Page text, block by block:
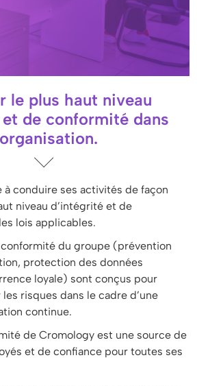
le plus haut niveau
de conformité dans
à conduire ses activités de façon
niveau d’intégrité et de
lois applicables.
du groupe (prévention
protection des données
loyale) sont conçus pour
risques dans le cadre d’une
continue.
de Cromology est une source de
et de confiance pour toutes ses